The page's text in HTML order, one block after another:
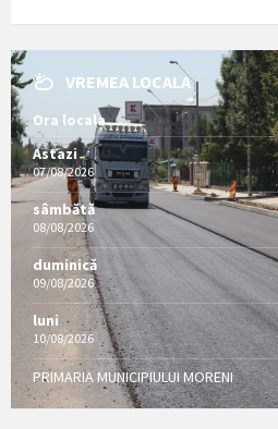
VREMEA LOCALA
Ora locala
Astazi
07/08/2026
sâmbătă
08/08/2026
duminică
09/08/2026
luni
10/08/2026
PRIMARIA MUNICIPIULUI MORENI